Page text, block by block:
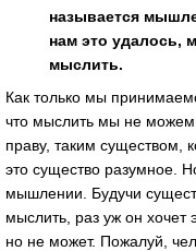
называется
нам это удалось,
мыслить.
Как только мы
что мыслить мы не
праву, таким существом,
это существо разумное.
мышлении. Будучи
мыслить, раз уж он хочет
но не может. Пожалуй,